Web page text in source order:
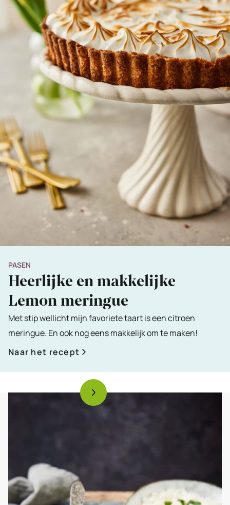
PASEN
Heerlijke en makkelijke
Lemon meringue
Met stip wellicht mijn favoriete taart is een citroen
meringue. En ook nog eens makkelijk om te maken!
Naar het recept